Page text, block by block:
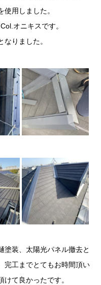
用しました。
オニキスです。
りました。
塗装、太陽光パネル撤去と
完工までとてもお時間頂い
て良かったです。